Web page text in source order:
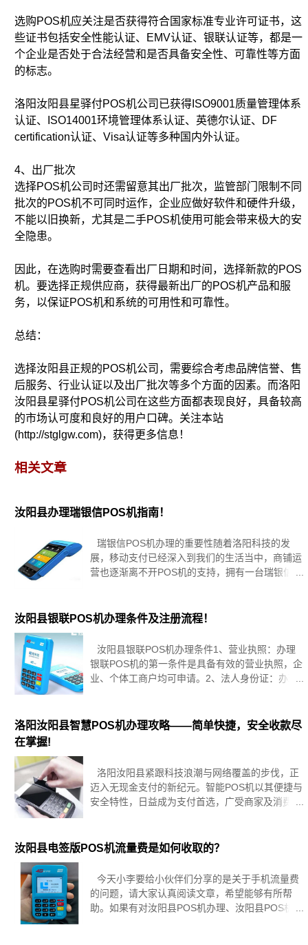
选购POS机应关注是否获得符合国家标准专业许可证书，这
些证书包括安全性能认证、EMV认证、银联认证等，都是一
个企业是否处于合法经营和是否具备安全性、可靠性等方面
的标志。
洛阳汝阳县星驿付POS机公司已获得ISO9001质量管理体系
认证、ISO14001环境管理体系认证、英德尔认证、DF
certification认证、Visa认证等多种国内外认证。
4、出厂批次
选择POS机公司时还需留意其出厂批次，监管部门限制不同
批次的POS机不可同时运作，企业应做好软件和硬件升级，
不能以旧换新，尤其是二手POS机使用可能会带来极大的安
全隐患。
因此，在选购时需要查看出厂日期和时间，选择新款的POS
机。要选择正规供应商，获得最新出厂的POS机产品和服
务，以保证POS机和系统的可用性和可靠性。
总结：
选择汝阳县正规的POS机公司，需要综合考虑品牌信誉、售
后服务、行业认证以及出厂批次等多个方面的因素。而洛阳
汝阳县星驿付POS机公司在这些方面都表现良好，具备较高
的市场认可度和良好的用户口碑。关注本站
(http://stglgw.com)，获得更多信息！
相关文章
汝阳县办理瑞银信POS机指南！
瑞银信POS机办理的重要性随着洛阳科技的发
展，移动支付已经深入到我们的生活当中，商铺运
营也逐渐离不开POS机的支持，拥有一台瑞银信
险，在汝阳县这个旅游胜地，游客
汝阳县银联POS机办理条件及注册流程！
汝阳县银联POS机办理条件1、营业执照：办理
银联POS机的第一条件是具备有效的营业执照，企
业、个体工商户均可申请。2、法人身份证：办理
银联POS机
洛阳汝阳县智慧POS机办理攻略——简单快捷，安全收款尽
在掌握!
洛阳汝阳县紧跟科技浪潮与网络覆盖的步伐，正
迈入无现金支付的新纪元。智能POS机以其便捷与
安全特性，日益成为支付首选，广受商家及消费者
汝阳县智能POS机简介洛
汝阳县电签版POS机流量费是如何收取的？
今天小李要给小伙伴们分享的是关于手机流量费
的问题，请大家认真阅读文章，希望能够有所帮
助。如果有对汝阳县POS机办理、汝阳县POS机申